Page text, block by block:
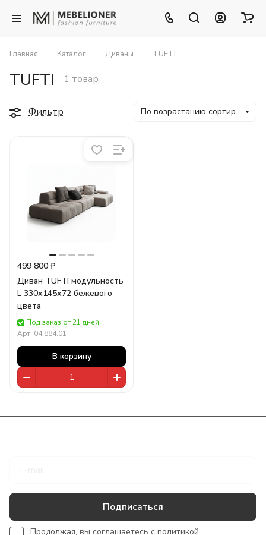
Главная – Каталог – Диваны – TUFTI
TUFTI 1 товар
Фильтр По возрастанию сортировки
499 800 ₽
Диван TUFTI модульность
L 330х145х72 бежевого
цвета
Под заказ от 21 дней
Арт. 04.884.01
В корзину
Подписаться
Продолжая, вы соглашаетесь с политикой